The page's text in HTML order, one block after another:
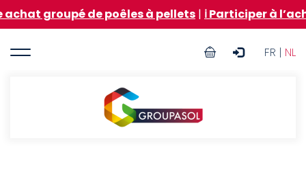
Aller
au
principal
de poêles à pellets| ℹ️ Participer à l’achat
FR | NL
User
Groupasol